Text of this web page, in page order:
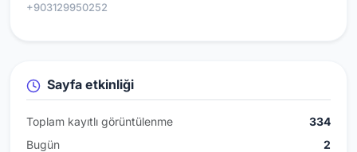
+903129950252
Sayfa etkinliği
Toplam kayıtlı görüntülenme
334
Bugün
2